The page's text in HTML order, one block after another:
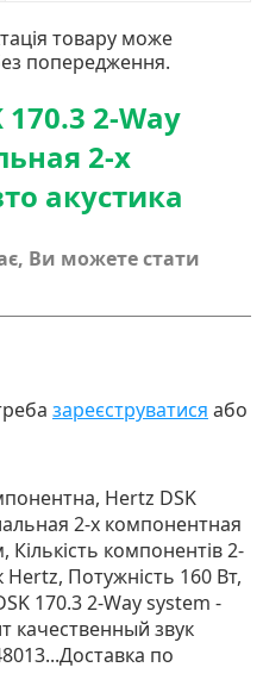
товару може
попередження.
170.3 2-Way
2-х
акустика
Ви можете стати
зареєструватися або
Hertz DSK
2-х компонентная
Кількість компонентів 2-
Потужність 160 Вт,
170.3 2-Way system -
качественный звук
по